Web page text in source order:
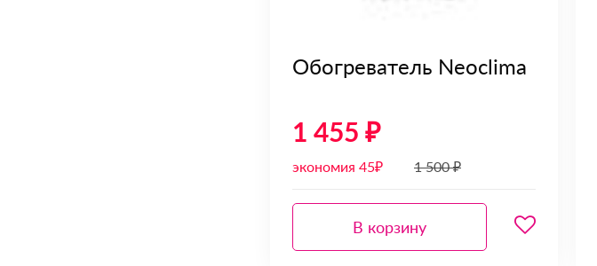
Обогреватель Neoclima
1 455 ₽
экономия 45₽ 1 500 ₽
В корзину